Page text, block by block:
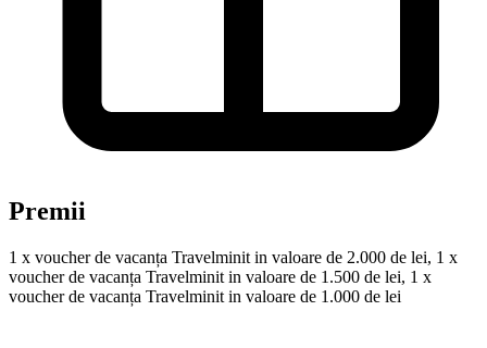
Premii
1 x voucher de vacanța Travelminit in valoare de 2.000 de lei, 1 x
voucher de vacanța Travelminit in valoare de 1.500 de lei, 1 x
voucher de vacanța Travelminit in valoare de 1.000 de lei